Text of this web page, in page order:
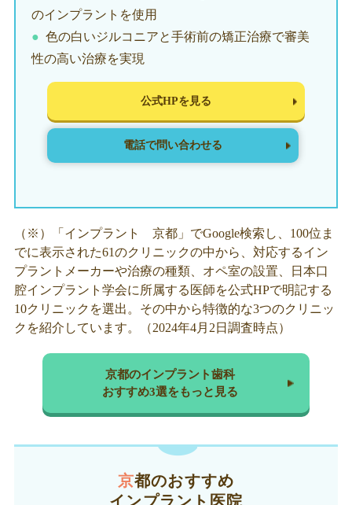
のインプラントを使用
色の白いジルコニアと手術前の矯正治療で審美
性の高い治療を実現
公式HPを見る
電話で問い合わせる
（※）「インプラント 京都」でGoogle検索し、100位ま
でに表示された61のクリニックの中から、対応するイン
プラントメーカーや治療の種類、オペ室の設置、日本口
腔インプラント学会に所属する医師を公式HPで明記する
10クリニックを選出。その中から特徴的な3つのクリニッ
クを紹介しています。（2024年4月2日調査時点）
京都のインプラント歯科
おすすめ3選をもっと見る
京都のおすすめ
インプラント医院